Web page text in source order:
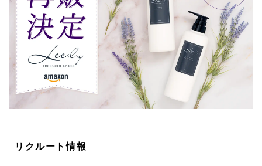
リクルート情報